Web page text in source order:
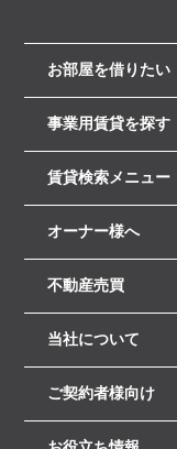
お部屋を借りたい
事業用賃貸を探す
賃貸検索メニュー
オーナー様へ
不動産売買
当社について
ご契約者様向け